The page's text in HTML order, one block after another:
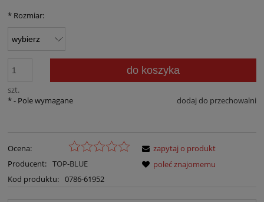
* Rozmiar:
szt.
do koszyka
dodaj do przechowalni
*- Pole wymagane
Ocena:
Producent: TOP-BLUE
Kod produktu: 0786-61952
zapytaj o produkt
poleć znajomemu